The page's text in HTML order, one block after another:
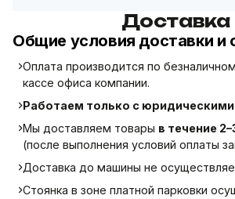
Доставка
Общие условия доставки и
Оплата производится по
кассе офиса компании.
Работаем только с
Мы доставляем товары в течение
(после выполнения условий оплаты
Доставка до машины не
Стоянка в зоне платной парковки